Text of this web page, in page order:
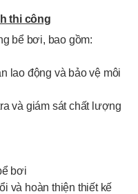
thi công
bể bơi, bao gồm:
lao động và bảo vệ môi
và giám sát chất lượng
bơi
và hoàn thiện thiết kế